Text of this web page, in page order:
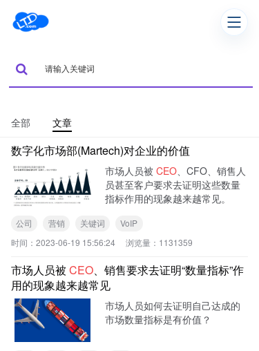
全部 文章
数字化市场部(Martech)对企业的价值
市场人员被CEO、CFO、销售人
员甚至客户要求去证明这些数量
指标作用的现象越来越常见。
公司 营销 关键词
VoIP
时间： 2023-06-19 15:56:24 浏览量： 1131359
市场人员被 CEO、销售要求去证明“数量指标”作
用的现象越来越常见
市场人员如何去证明自己达成的
市场数量指标是有价值？